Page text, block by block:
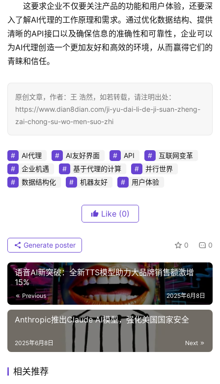
这要求企业不仅要关注产品的功能和用户体验，还要深
入了解AI代理的工作原理和需求。通过优化数据结构、提供
清晰的API接口以及确保信息的准确性和可靠性，企业可以
为AI代理创造一个更加友好和高效的环境，从而赢得它们的
青睐和信任。
原创文章，作者：王 浩然，如若转载，请注明出处：
https://www.dian8dian.com/ji-yu-dai-li-de-ji-suan-zheng-
zai-chong-su-wo-men-suo-zhi
AI代理 AI友好界面 API
互联网变革
企业机遇
基于代理的计算
并行世界
数据结构化
机器友好 用户体验
Like (0)
0 0
Generate poster
语音AI新突破：全新TTS模型助力大品牌销售额激增
15%‌
Previous 2025年6月8日
Anthropic推出Claude AI模型，强化美国国家安全
Next
2025年6月8日
相关推荐